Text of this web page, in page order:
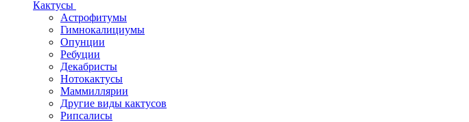
Кактусы
Астрофитумы
Гимнокалициумы
Опунции
Ребуции
Декабристы
Нотокактусы
Маммиллярии
Другие виды кактусов
Рипсалисы